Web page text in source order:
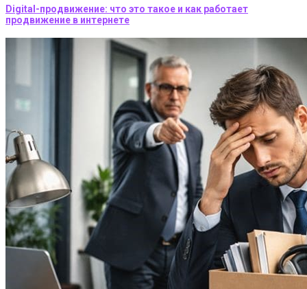
Digital-продвижение: что это такое и как работает
продвижение в интернете